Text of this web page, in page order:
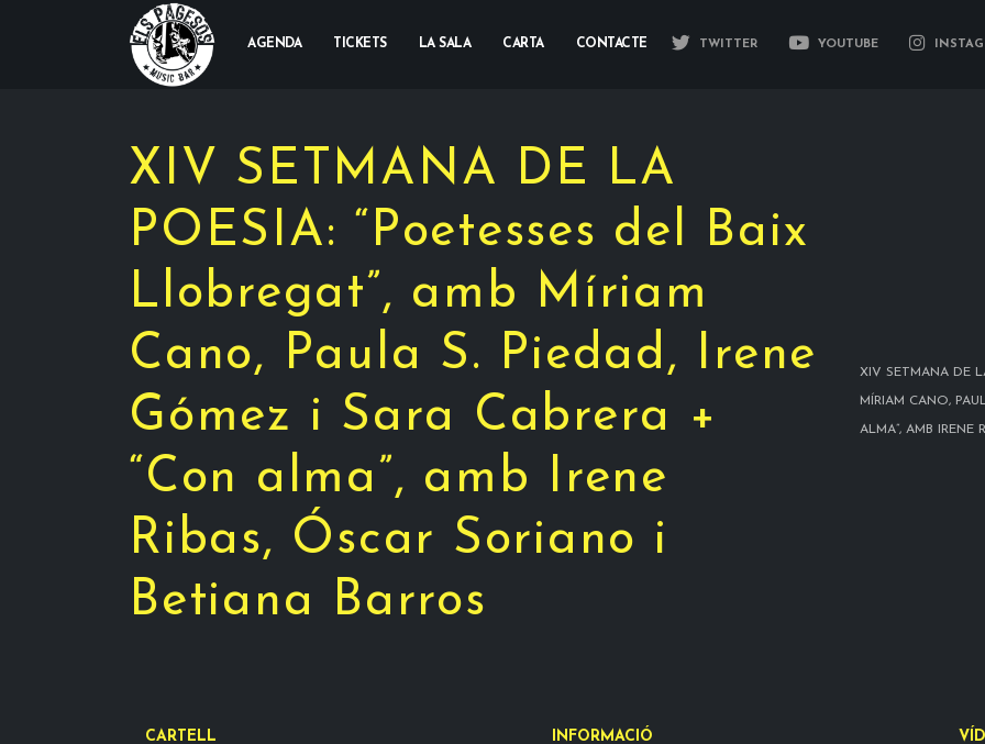
AGENDA TICKETS LA SALA CARTA CONTACTE TWITTER YOUTUBE
XIV SETMANA DE LA
POESIA: “Poetesses del Baix
Llobregat”, amb Míriam
Cano, Paula S. Piedad, Irene
Gómez i Sara Cabrera +
“Con alma”, amb Irene
Ribas, Óscar Soriano i
Betiana Barros
XIV SETMANA DE
MÍRIAM CANO,
ALMA”, AMB IRENE
CARTELL INFORMACIÓ